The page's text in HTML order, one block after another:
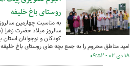
روستای باغ خلیفه
به مناسبت چهارمین
سالروز میلاد حضرت
کودکان و نوجوانان
امید مناطق محروم را به جمع بچه های روستای باغ
۱۸ دی ۰۲ - ۰۹:۵۲